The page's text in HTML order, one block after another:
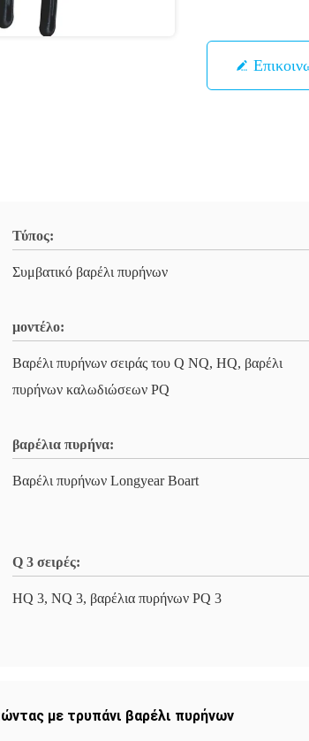
Τύπος:
Συμβατικό βαρέλι πυρήνων
μοντέλο:
Βαρέλι πυρήνων σειράς του Q NQ, HQ, βαρέλι
πυρήνων καλωδιώσεων PQ
βαρέλια πυρήνα:
Βαρέλι πυρήνων Longyear Boart
Q 3 σειρές:
HQ 3, NQ 3, βαρέλια πυρήνων PQ 3
με τρυπάνι βαρέλι πυρήνων